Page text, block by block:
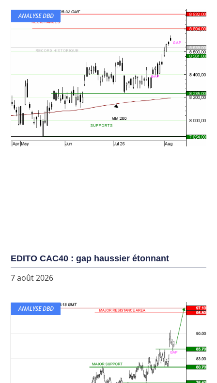
ANALYSE DBD
EDITO CAC40 : gap haussier étonnant
7 août 2026
ANALYSE DBD